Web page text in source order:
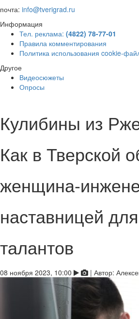
почта: info@tverigrad.ru
Информация
Тел. реклама: (4822) 78-77-01
Правила комментирования
Политика использования cookie-
Другое
Видеосюжеты
Опросы
Кулибины из
Как в Тверской
женщина-
наставницей
талантов
08 ноября 2023, 10:00 | Автор: